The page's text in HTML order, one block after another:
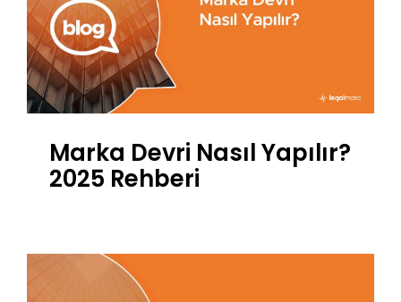
Marka Devri Nasıl Yapılır?
2025 Rehberi